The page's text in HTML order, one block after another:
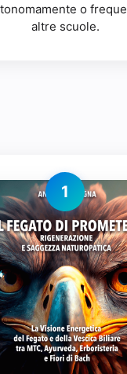
o
altre scuole.
1